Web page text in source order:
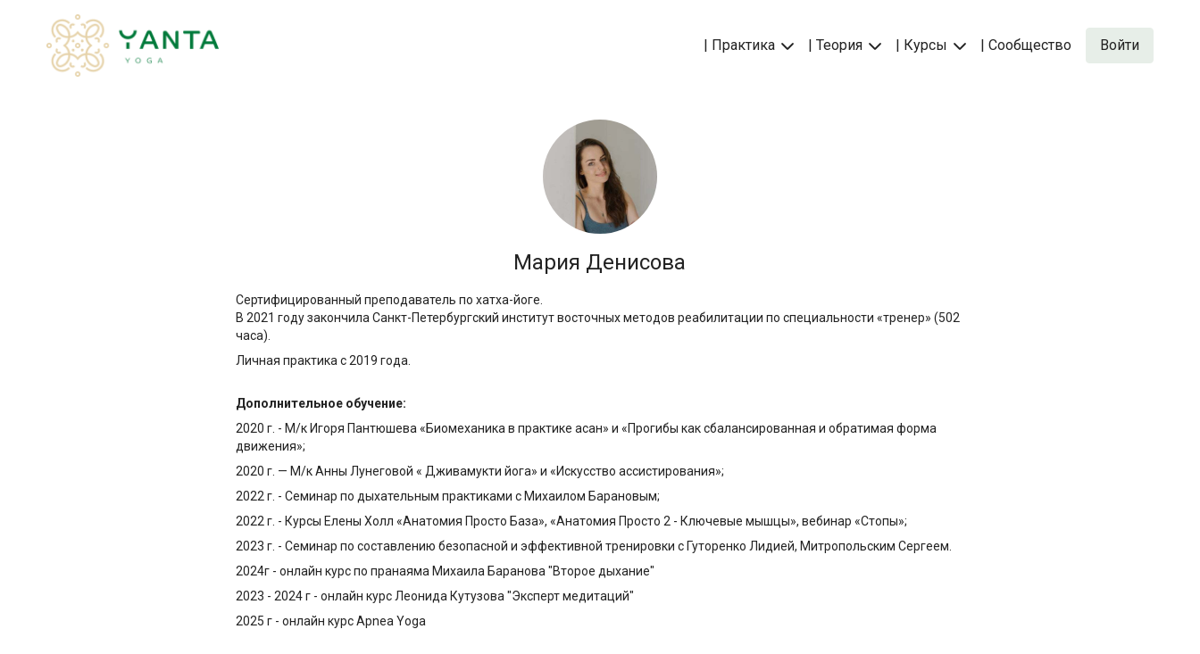
| Практика | Теория | Курсы | Сообщество Войти
Мария Денисова
Сертифицированный преподаватель по хатха-йоге.
В 2021 году закончила Санкт-Петербургский институт восточных методов реабилитации по специальности «тренер» (502
часа).
Личная практика с 2019 года.
Дополнительное обучение:
2020 г. - М/к Игоря Пантюшева «Биомеханика в практике асан» и «Прогибы как сбалансированная и обратимая форма
движения»;
2020 г. — М/к Анны Лунеговой « Дживамукти йога» и «Искусство ассистирования»;
2022 г. - Семинар по дыхательным практиками с Михаилом Барановым;
2022 г. - Курсы Елены Холл «Анатомия Просто База», «Анатомия Просто 2 - Ключевые мышцы», вебинар «Стопы»;
2023 г. - Семинар по составлению безопасной и эффективной тренировки с Гуторенко Лидией, Митропольским Сергеем.
2024г - онлайн курс по пранаяма Михаила Баранова "Второе дыхание"
2023 - 2024 г - онлайн курс Леонида Кутузова "Эксперт медитаций"
2025 г - онлайн курс Apnea Yoga